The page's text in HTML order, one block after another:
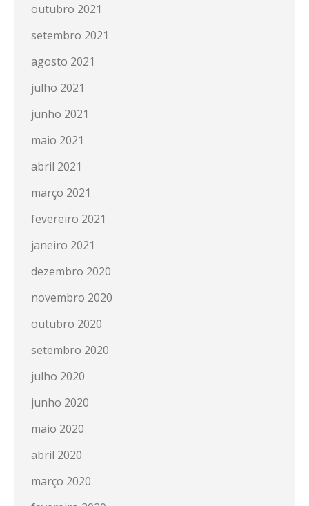
outubro 2021
setembro 2021
agosto 2021
julho 2021
junho 2021
maio 2021
abril 2021
março 2021
fevereiro 2021
janeiro 2021
dezembro 2020
novembro 2020
outubro 2020
setembro 2020
julho 2020
junho 2020
maio 2020
abril 2020
março 2020